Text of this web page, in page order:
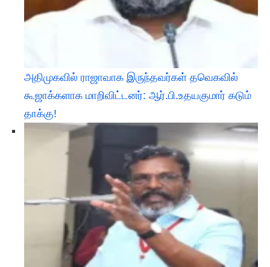
அதிமுகவில் ராஜாவாக இருந்தவர்கள் தவெகவில்
கூஜாக்களாக மாறிவிட்டனர்: ஆர்.பி.உதயகுமார் கடும்
தாக்கு!